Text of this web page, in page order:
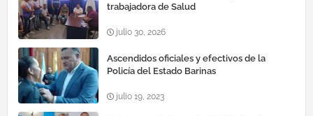
trabajadora de Salud
julio 30, 2026
Ascendidos oficiales y efectivos de la
Policía del Estado Barinas
julio 19, 2023